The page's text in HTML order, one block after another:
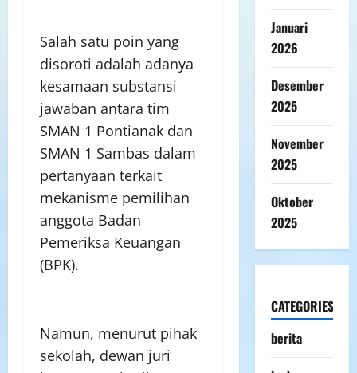
Salah satu poin yang
disoroti adalah adanya
kesamaan substansi
jawaban antara tim
SMAN 1 Pontianak dan
SMAN 1 Sambas dalam
pertanyaan terkait
mekanisme pemilihan
anggota Badan
Pemeriksa Keuangan
(BPK).
Namun, menurut pihak
sekolah, dewan juri
Januari
2026
Desember
2025
November
2025
Oktober
2025
CATEGORIES
berita